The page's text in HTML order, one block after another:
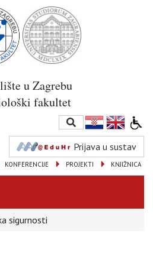
u Zagrebu
fakultet
Prijava u sustav
KNJIŽNICA
PROJEKTI
KONFERENCIJE
sigurnosti